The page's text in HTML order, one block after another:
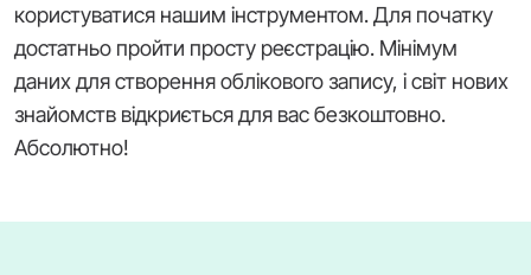
користуватися нашим інструментом. Для початку
достатньо пройти просту реєстрацію. Мінімум
даних для створення облікового запису, і світ нових
знайомств відкриється для вас безкоштовно.
Абсолютно!